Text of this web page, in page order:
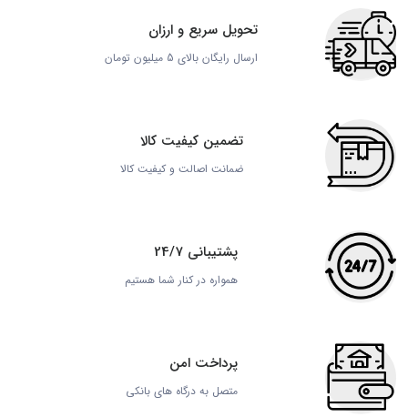
تحویل سریع و ارزان
ارسال رایگان بالای 5 میلیون تومان
تضمین کیفیت کالا
ضمانت اصالت و کیفیت کالا
پشتیبانی 24/7
همواره در کنار شما هستیم
پرداخت امن
متصل به درگاه های بانکی